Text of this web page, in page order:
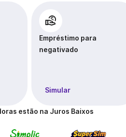
Empréstimo para
negativado
Simular
estão na Juros Baixos